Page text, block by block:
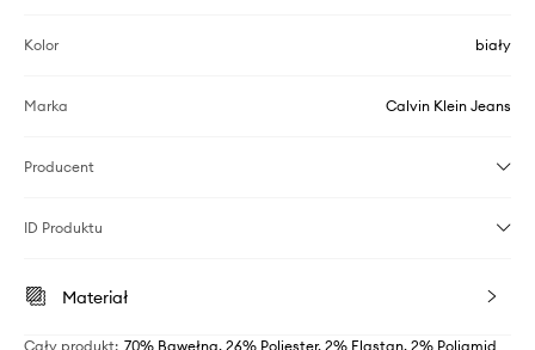
Kolor biały
Marka Calvin Klein Jeans
Producent
ID Produktu
Materiał
Cały produkt: 70% Bawełna, 26% Poliester, 2% Elastan, 2% Poliamid